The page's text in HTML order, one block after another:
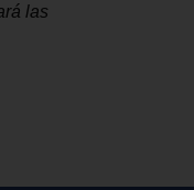
las